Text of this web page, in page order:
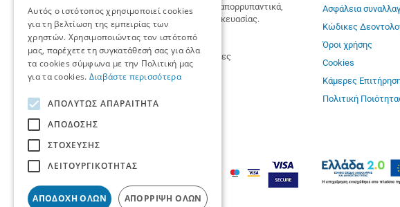
χονδρικής σε είδη καθαριότητας & απολύμανσης, απορρυπαντικά,
χαρτικά, ροφήματα, αξεσουάρ Barista και είδη συσκευασίας.
+30 2810 262090,info@tradeup.gr
ΗΡΑΚΛΕΙΟ
Ειρήνης & Φιλίας 181 Μαλάδες
Ασφάλεια
Κώδικες
Όροι χρήσης
Cookies
Κάμερες
Πολιτική
Αυτός ο ιστότοπος χρησιμοποιεί cookies
για τη βελτίωση της εμπειρίας των
χρηστών. Χρησιμοποιώντας τον ιστότοπό
μας, παρέχετε τη συγκατάθεσή σας για όλα
τα cookies σύμφωνα με την Πολιτική μας
για τα cookies. Διαβάστε περισσότερα
ΑΠΟΛΎΤΩΣ ΑΠΑΡΑΊΤΗΤΑ
ΑΠΌΔΟΣΗΣ
ΣΤΌΧΕΥΣΗΣ
ΛΕΙΤΟΥΡΓΙΚΌΤΗΤΑΣ
ΑΠΟΔΟΧΉ ΌΛΩΝ ΑΠΌΡΡΙΨΗ ΌΛΩΝ